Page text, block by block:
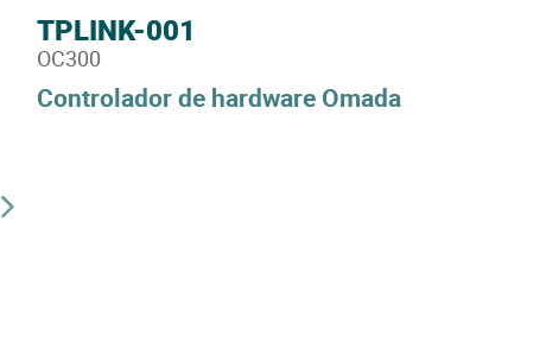
Controlador de hardware Omada
TPLINK-001
OC300